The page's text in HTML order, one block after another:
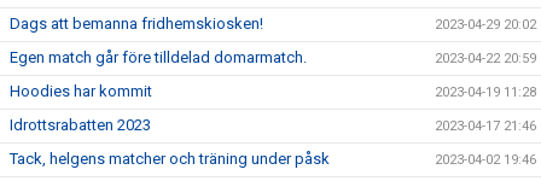
Dags att bemanna fridhemskiosken! 2023-04-29 20:02
Egen match går före tilldelad domarmatch. 2023-04-22 20:59
Hoodies har kommit 2023-04-19 11:28
Idrottsrabatten 2023 2023-04-17 21:46
Tack, helgens matcher och träning under påsk 2023-04-02 19:46